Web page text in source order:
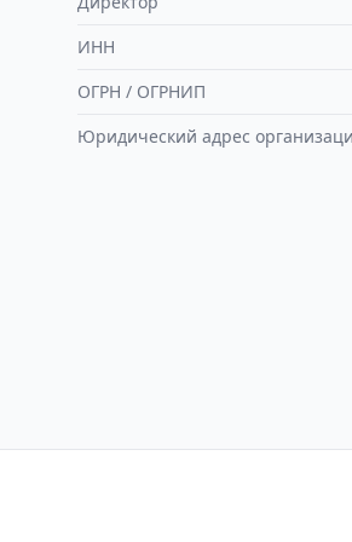
ИНН
ОГРН / ОГРНИП
Юридический адрес